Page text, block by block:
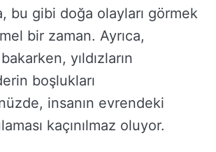
bu gibi doğa olayları görmek
bir zaman. Ayrıca,
yıldızların
boşlukları
insanın evrendeki
kaçınılmaz oluyor.